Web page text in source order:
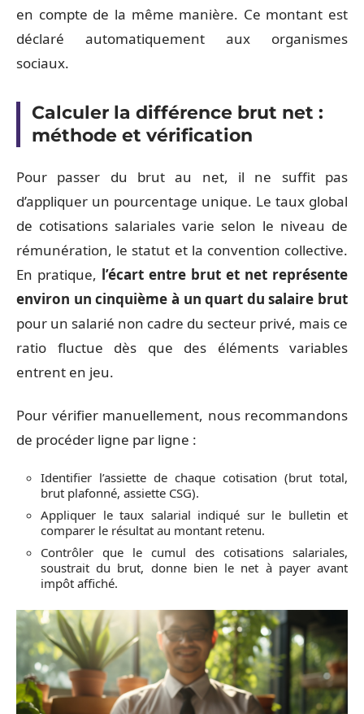
en compte de la même manière. Ce montant est
déclaré automatiquement aux organismes
sociaux.
Calculer la différence brut net :
méthode et vérification
Pour passer du brut au net, il ne suffit pas
d’appliquer un pourcentage unique. Le taux global
de cotisations salariales varie selon le niveau de
rémunération, le statut et la convention collective.
En pratique, l’écart entre brut et net représente
environ un cinquième à un quart du salaire brut
pour un salarié non cadre du secteur privé, mais ce
ratio fluctue dès que des éléments variables
entrent en jeu.
Pour vérifier manuellement, nous recommandons
de procéder ligne par ligne :
Identifier l’assiette de chaque cotisation (brut total,
brut plafonné, assiette CSG).
Appliquer le taux salarial indiqué sur le bulletin et
comparer le résultat au montant retenu.
Contrôler que le cumul des cotisations salariales,
soustrait du brut, donne bien le net à payer avant
impôt affiché.